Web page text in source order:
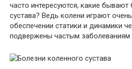
часто интересуются, какие бывают
сустава? Ведь колени играют
обеспечении статики и динамики
подвержены частым заболеваниям